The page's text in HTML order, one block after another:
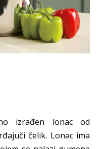
izrađen lonac od
čelik. Lonac ima